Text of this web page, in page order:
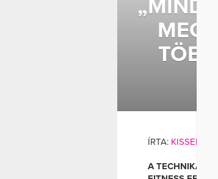
ÍRTA: KISSENIKO
A TECHNIKAI